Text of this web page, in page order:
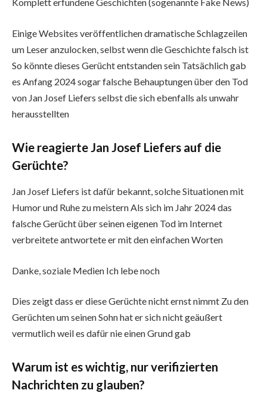
Einige Websites veröffentlichen dramatische Schlagzeilen
um Leser anzulocken, selbst wenn die Geschichte falsch ist
So könnte dieses Gerücht entstanden sein Tatsächlich gab
es Anfang 2024 sogar falsche Behauptungen über den Tod
von Jan Josef Liefers selbst die sich ebenfalls als unwahr
herausstellten
Wie reagierte Jan Josef Liefers auf die
Gerüchte?
Jan Josef Liefers ist dafür bekannt, solche Situationen mit
Humor und Ruhe zu meistern Als sich im Jahr 2024 das
falsche Gerücht über seinen eigenen Tod im Internet
verbreitete antwortete er mit den einfachen Worten
Danke, soziale Medien Ich lebe noch
Dies zeigt dass er diese Gerüchte nicht ernst nimmt Zu den
Gerüchten um seinen Sohn hat er sich nicht geäußert
vermutlich weil es dafür nie einen Grund gab
Warum ist es wichtig, nur verifizierten
Nachrichten zu glauben?